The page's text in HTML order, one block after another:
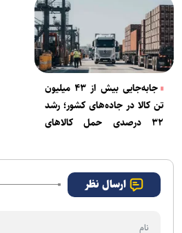
جابه‌جایی بیش از ۴۳ میلیون
تن کالا در جاده‌های کشور؛ رشد
۳۲ درصدی حمل کالا‌های
ارسال نظر